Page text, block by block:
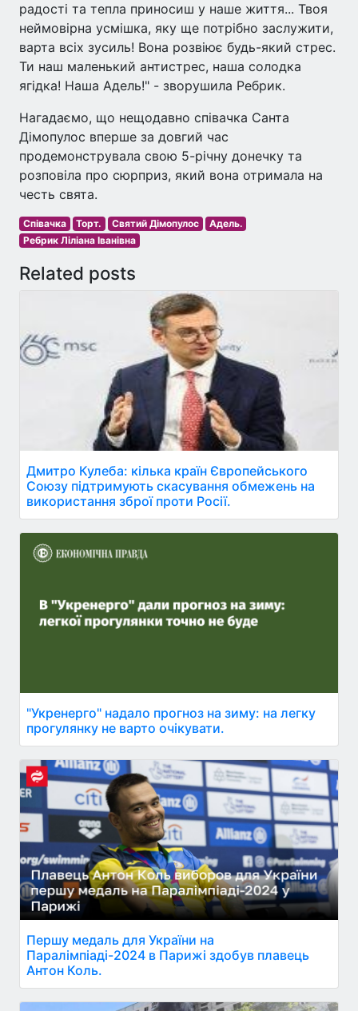
радості та тепла приносиш у наше життя... Твоя
неймовірна усмішка, яку ще потрібно заслужити,
варта всіх зусиль! Вона розвіює будь-який стрес.
Ти наш маленький антистрес, наша солодка
ягідка! Наша Адель!" - зворушила Ребрик.
Нагадаємо, що нещодавно співачка Санта
Дімопулос вперше за довгий час
продемонструвала свою 5-річну донечку та
розповіла про сюрприз, який вона отримала на
честь свята.
Співачка Торт. Святий Дімопулос
Адель.
Ребрик Ліліана Іванівна
Related posts
Дмитро Кулеба: кілька країн Європейського
Союзу підтримують скасування обмежень на
використання зброї проти Росії.
"Укренерго" надало прогноз на зиму: на легку
прогулянку не варто очікувати.
Першу медаль для України на
Паралімпіаді-2024 в Парижі здобув плавець
Антон Коль.